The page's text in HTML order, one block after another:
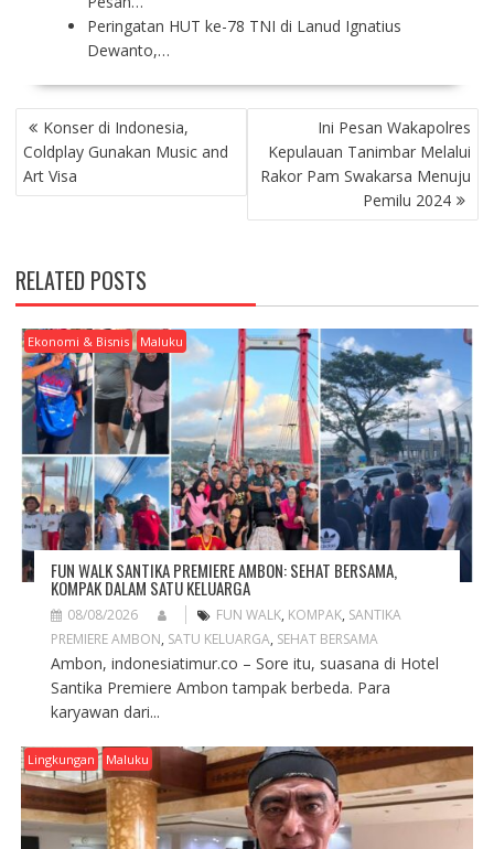
Peringatan HUT ke-78 TNI di Lanud Ignatius
Dewanto,…
P
O
S
T
V
I
G
A
T
O
Konser di Indonesia,
Coldplay Gunakan Music and
Art Visa
Ini Pesan Wakapolres
Kepulauan Tanimbar Melalui
Rakor Pam Swakarsa Menuju
Pemilu 2024
RELATED POSTS
Ekonomi & Bisnis Maluku
FUN WALK SANTIKA PREMIERE AMBON: SEHAT BERSAMA,
KOMPAK DALAM SATU KELUARGA
08/08/2026 FUN WALK, KOMPAK, SANTIKA
PREMIERE AMBON, SATU KELUARGA, SEHAT BERSAMA
Ambon, indonesiatimur.co – Sore itu, suasana di Hotel
Santika Premiere Ambon tampak berbeda. Para
karyawan dari...
Lingkungan Maluku